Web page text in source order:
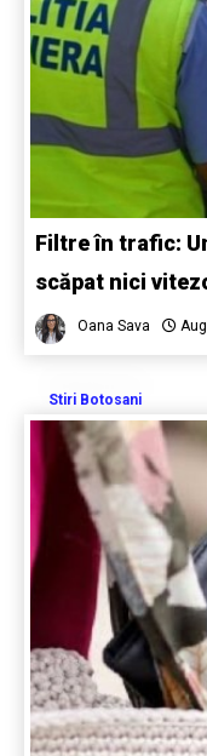
Filtre în trafic:
scăpat nici
Oana Sava
Stiri Botosani